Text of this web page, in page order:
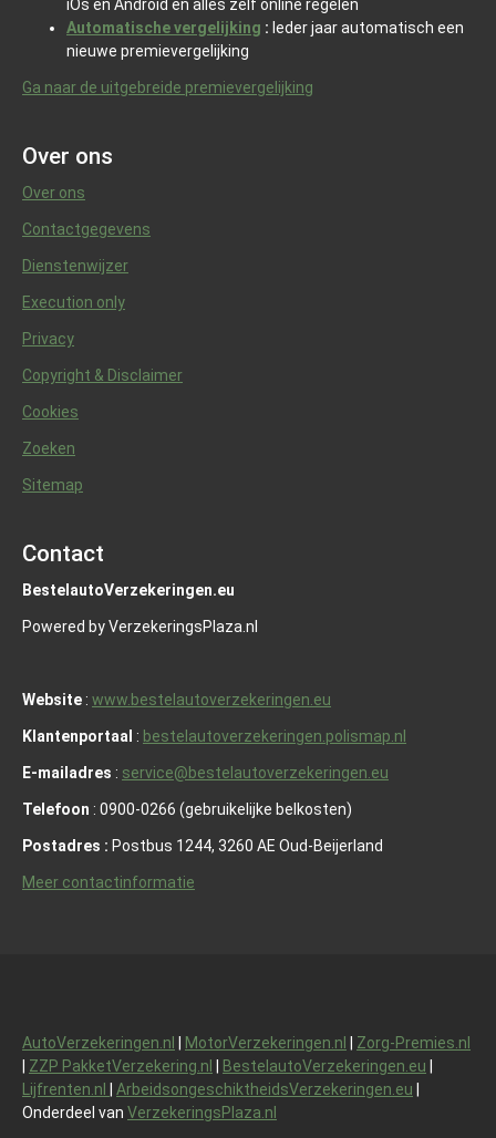
iOs en Android en alles zelf online regelen
Automatische vergelijking : Ieder jaar automatisch een
nieuwe premievergelijking
Ga naar de uitgebreide premievergelijking
Over ons
Over ons
Contactgegevens
Dienstenwijzer
Execution only
Privacy
Copyright & Disclaimer
Cookies
Zoeken
Sitemap
Contact
BestelautoVerzekeringen.eu
Powered by VerzekeringsPlaza.nl
Website : www.bestelautoverzekeringen.eu
Klantenportaal : bestelautoverzekeringen.polismap.nl
E-mailadres : service@bestelautoverzekeringen.eu
Telefoon : 0900-0266 (gebruikelijke belkosten)
Postadres : Postbus 1244, 3260 AE Oud-Beijerland
Meer contactinformatie
AutoVerzekeringen.nl | MotorVerzekeringen.nl | Zorg-Premies.nl
| ZZP PakketVerzekering.nl | BestelautoVerzekeringen.eu |
Lijfrenten.nl | ArbeidsongeschiktheidsVerzekeringen.eu |
Onderdeel van VerzekeringsPlaza.nl